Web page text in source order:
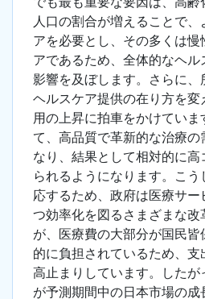
人口の割合が増えることで
アを必要とし、その多くは
アであるため、全体的なヘ
影響を及ぼします。さらに、
ヘルスケア提供の在り方を
用の上昇に拍車をかけてい
て、高品質で革新的な治療の
なり、結果として相対的に
られるようになります。こ
応するため、政府は医療サ
つ効率化を図るさまざまな改
が、医療費の大部分が国民
的に負担されているため、支
高止まりしています。したが
が予測期間中の日本市場の成